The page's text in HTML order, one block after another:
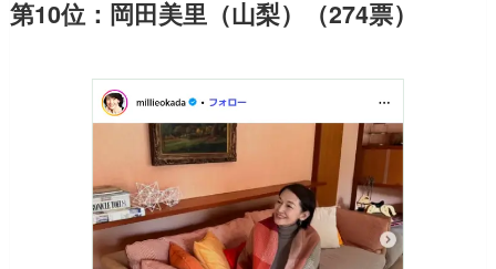
第10位：岡田美里（山梨）（274票）